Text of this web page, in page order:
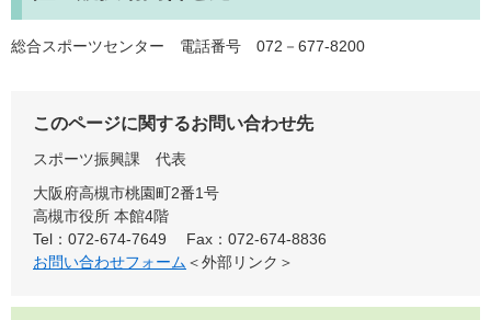
総合スポーツセンター 電話番号 072－677-8200
このページに関するお問い合わせ先
スポーツ振興課
代表
大阪府高槻市桃園町2番1号
高槻市役所 本館4階
Tel：072-674-7649
Fax：072-674-8836
お問い合わせフォーム ＜外部リンク＞